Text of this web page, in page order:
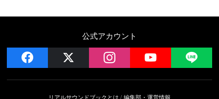
公式アカウント
facebook instagram YouTube
リアルサウンドブックとは 編集部・運営情報